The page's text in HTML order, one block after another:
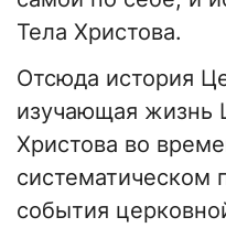
Тела Христова.
Отсюда история
изучающая жизнь
Христова во
систематическом
события